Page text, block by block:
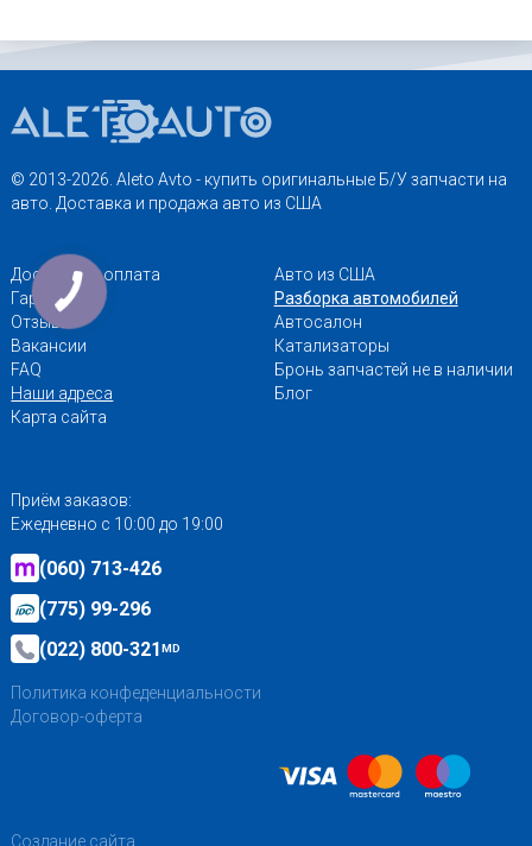
© 2013-2026. Aleto Avto - купить оригинальные Б/У запчасти на
авто. Доставка и продажа авто из США
Доставка и оплата
Гарантии
Отзывы
Вакансии
FAQ
Наши адреса
Карта сайта
Авто из США
Разборка автомобилей
Автосалон
Катализаторы
Бронь запчастей не в наличии
Блог
Приём заказов:
Ежедневно с 10:00 до 19:00
(060) 713-426
(775) 99-296
(022) 800-321MD
Политика конфеденциальности
Договор-оферта
Создание сайта